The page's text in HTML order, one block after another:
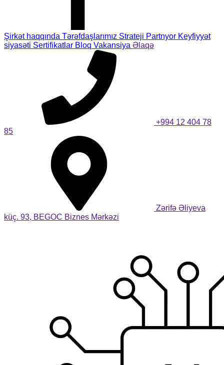
Şirkət haqqında Tərəfdaşlarımız Strateji Partnyor Keyfiyyət
siyasəti Sertifikatlar Bloq Vakansiya Əlaqə
+994 12 404 78
85
Zərifə Əliyeva
küç. 93, BEGOC Biznes Mərkəzi